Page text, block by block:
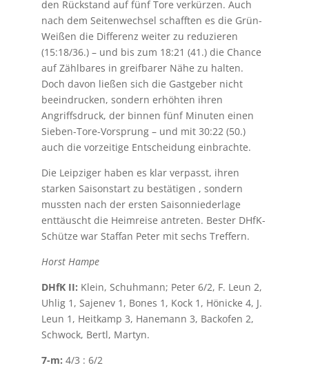
den Rückstand auf fünf Tore verkürzen. Auch
nach dem Seitenwechsel schafften es die Grün-
Weißen die Differenz weiter zu reduzieren
(15:18/36.) – und bis zum 18:21 (41.) die Chance
auf Zählbares in greifbarer Nähe zu halten.
Doch davon ließen sich die Gastgeber nicht
beeindrucken, sondern erhöhten ihren
Angriffsdruck, der binnen fünf Minuten einen
Sieben-Tore-Vorsprung – und mit 30:22 (50.)
auch die vorzeitige Entscheidung einbrachte.
Die Leipziger haben es klar verpasst, ihren
starken Saisonstart zu bestätigen , sondern
mussten nach der ersten Saisonniederlage
enttäuscht die Heimreise antreten. Bester DHfK-
Schütze war Staffan Peter mit sechs Treffern.
Horst Hampe
DHfK II: Klein, Schuhmann; Peter 6/2, F. Leun 2,
Uhlig 1, Sajenev 1, Bones 1, Kock 1, Hönicke 4, J.
Leun 1, Heitkamp 3, Hanemann 3, Backofen 2,
Schwock, Bertl, Martyn.
7-m: 4/3 : 6/2